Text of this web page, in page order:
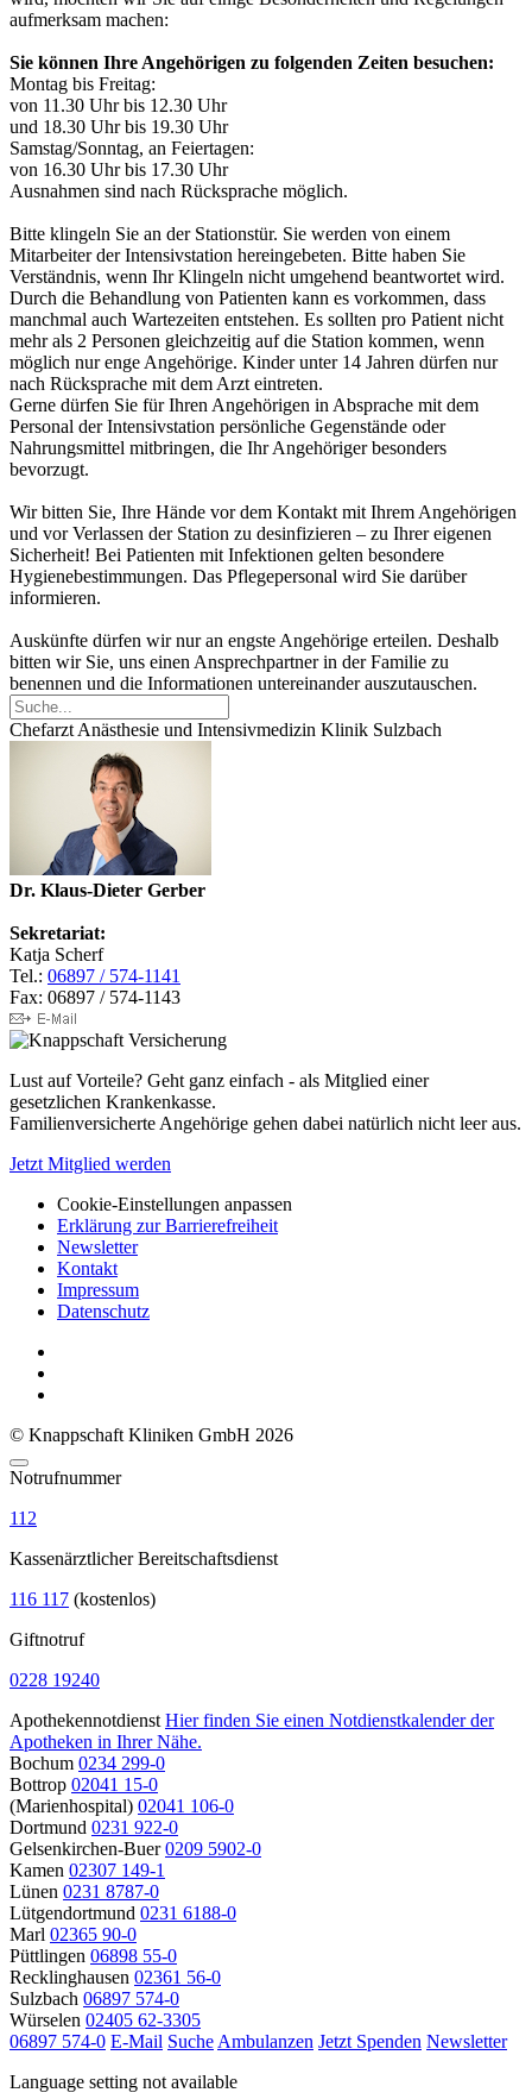
aufmerksam machen:
Sie können Ihre Angehörigen zu folgenden Zeiten besuchen:
Montag bis Freitag:
von 11.30 Uhr bis 12.30 Uhr
und 18.30 Uhr bis 19.30 Uhr
Samstag/Sonntag, an Feiertagen:
von 16.30 Uhr bis 17.30 Uhr
Ausnahmen sind nach Rücksprache möglich.
Bitte klingeln Sie an der Stationstür. Sie werden von einem
Mitarbeiter der Intensivstation hereingebeten. Bitte haben Sie
Verständnis, wenn Ihr Klingeln nicht umgehend beantwortet wird.
Durch die Behandlung von Patienten kann es vorkommen, dass
manchmal auch Wartezeiten entstehen. Es sollten pro Patient nicht
mehr als 2 Personen gleichzeitig auf die Station kommen, wenn
möglich nur enge Angehörige. Kinder unter 14 Jahren dürfen nur
nach Rücksprache mit dem Arzt eintreten.
Gerne dürfen Sie für Ihren Angehörigen in Absprache mit dem
Personal der Intensivstation persönliche Gegenstände oder
Nahrungsmittel mitbringen, die Ihr Angehöriger besonders
bevorzugt.
Wir bitten Sie, Ihre Hände vor dem Kontakt mit Ihrem Angehörigen
und vor Verlassen der Station zu desinfizieren – zu Ihrer eigenen
Sicherheit! Bei Patienten mit Infektionen gelten besondere
Hygienebestimmungen. Das Pflegepersonal wird Sie darüber
informieren.
Auskünfte dürfen wir nur an engste Angehörige erteilen. Deshalb
bitten wir Sie, uns einen Ansprechpartner in der Familie zu
benennen und die Informationen untereinander auszutauschen.
Chefarzt Anästhesie und Intensivmedizin Klinik Sulzbach
Dr. Klaus-Dieter Gerber
Sekretariat:
Katja Scherf
Tel.: 06897 / 574-1141
Fax: 06897 / 574-1143
Lust auf Vorteile? Geht ganz einfach - als Mitglied einer
gesetzlichen Krankenkasse.
Familienversicherte Angehörige gehen dabei natürlich nicht leer aus.
Jetzt Mitglied werden
Cookie-Einstellungen anpassen
Erklärung zur Barrierefreiheit
Newsletter
Kontakt
Impressum
Datenschutz
© Knappschaft Kliniken GmbH 2026
Notrufnummer
112
Kassenärztlicher Bereitschaftsdienst
116 117 (kostenlos)
Giftnotruf
0228 19240
Apothekennotdienst Hier finden Sie einen Notdienstkalender der
Apotheken in Ihrer Nähe.
Bochum 0234 299-0
Bottrop 02041 15-0
(Marienhospital) 02041 106-0
Dortmund 0231 922-0
Gelsenkirchen-Buer 0209 5902-0
Kamen 02307 149-1
Lünen 0231 8787-0
Lütgendortmund 0231 6188-0
Marl 02365 90-0
Püttlingen 06898 55-0
Recklinghausen 02361 56-0
Sulzbach 06897 574-0
Würselen 02405 62-3305
06897 574-0 E-Mail Suche Ambulanzen Jetzt Spenden Newsletter
Language setting not available